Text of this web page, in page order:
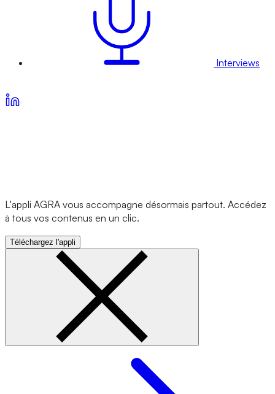
Interviews
L'appli AGRA vous accompagne désormais partout. Accédez
à tous vos contenus en un clic.
Téléchargez l'appli